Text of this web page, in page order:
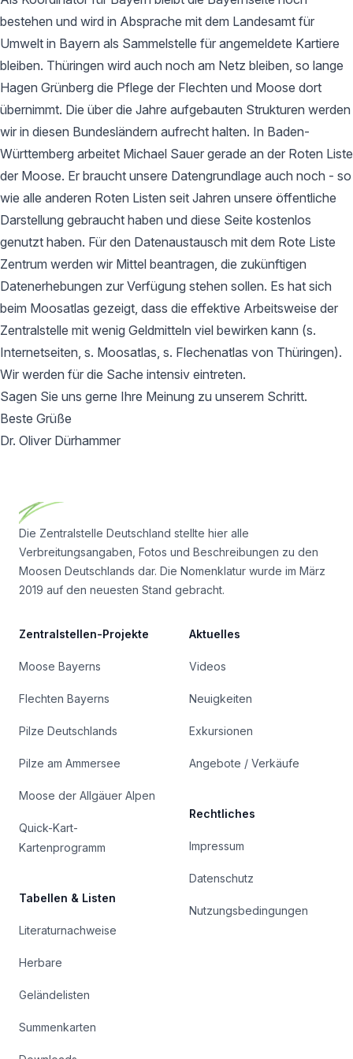
bestehen und wird in Absprache mit dem Landesamt für
Umwelt in Bayern als Sammelstelle für angemeldete Kartiere
bleiben. Thüringen wird auch noch am Netz bleiben, so lange
Hagen Grünberg die Pflege der Flechten und Moose dort
übernimmt. Die über die Jahre aufgebauten Strukturen werden
wir in diesen Bundesländern aufrecht halten. In Baden-
Württemberg arbeitet Michael Sauer gerade an der Roten Liste
der Moose. Er braucht unsere Datengrundlage auch noch - so
wie alle anderen Roten Listen seit Jahren unsere öffentliche
Darstellung gebraucht haben und diese Seite kostenlos
genutzt haben. Für den Datenaustausch mit dem Rote Liste
Zentrum werden wir Mittel beantragen, die zukünftigen
Datenerhebungen zur Verfügung stehen sollen. Es hat sich
beim Moosatlas gezeigt, dass die effektive Arbeitsweise der
Zentralstelle mit wenig Geldmitteln viel bewirken kann (s.
Internetseiten, s. Moosatlas, s. Flechenatlas von Thüringen).
Wir werden für die Sache intensiv eintreten.
Sagen Sie uns gerne Ihre Meinung zu unserem Schritt.
Beste Grüße
Dr. Oliver Dürhammer
Die Zentralstelle Deutschland stellte hier alle
Verbreitungsangaben, Fotos und Beschreibungen zu den
Moosen Deutschlands dar. Die Nomenklatur wurde im März
2019 auf den neuesten Stand gebracht.
Zentralstellen-Projekte
Moose Bayerns
Flechten Bayerns
Pilze Deutschlands
Pilze am Ammersee
Moose der Allgäuer Alpen
Quick-Kart-
Kartenprogramm
Tabellen & Listen
Literaturnachweise
Herbare
Geländelisten
Summenkarten
Aktuelles
Videos
Neuigkeiten
Exkursionen
Angebote / Verkäufe
Rechtliches
Impressum
Datenschutz
Nutzungsbedingungen